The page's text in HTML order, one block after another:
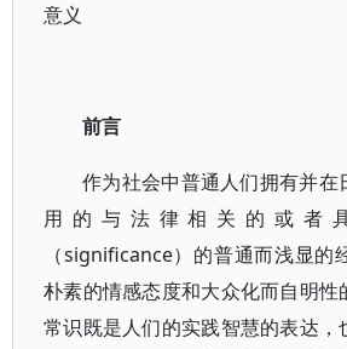
意义
前言
作为社会中普通人们拥有并在
用的与法律相关的或者
（significance）的普通而浅显的
朴素的情感态度和大众化而自明性
常识既是人们的实践智慧的表达，